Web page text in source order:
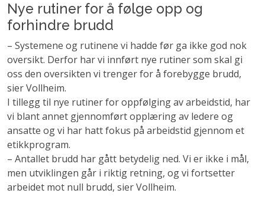
Nye rutiner for å følge opp og
forhindre brudd
– Systemene og rutinene vi hadde før ga ikke god nok
oversikt. Derfor har vi innført nye rutiner som skal gi
oss den oversikten vi trenger for å forebygge brudd,
sier Vollheim.
I tillegg til nye rutiner for oppfølging av arbeidstid, har
vi blant annet gjennomført opplæring av ledere og
ansatte og vi har hatt fokus på arbeidstid gjennom et
etikkprogram.
– Antallet brudd har gått betydelig ned. Vi er ikke i mål,
men utviklingen går i riktig retning, og vi fortsetter
arbeidet mot null brudd, sier Vollheim.